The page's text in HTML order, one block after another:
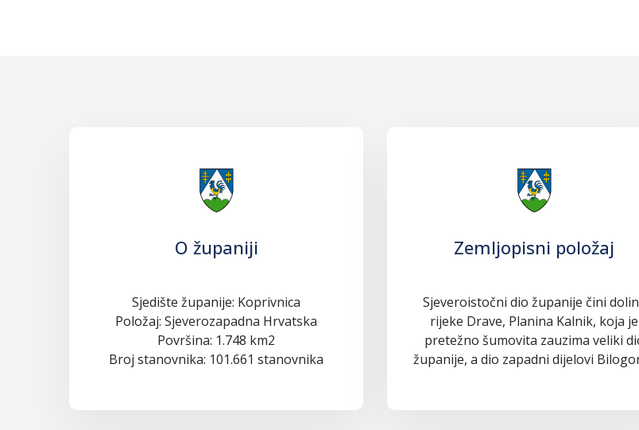
O županiji
Sjedište županije: Koprivnica
Položaj: Sjeverozapadna Hrvatska
Površina: 1.748 km2
Broj stanovnika: 101.661 stanovnika
Zemljopisni položaj
Sjeveroistočni dio županije čini
rijeke Drave, Planina Kalnik, koja je
pretežno šumovita zauzima veliki
županije, a dio zapadni dijelovi